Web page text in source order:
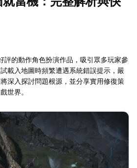
評的動作角色扮演作品，吸引眾多玩家參
載入地圖時頻繁遭遇系統錯誤提示，嚴
深入探討問題根源，並分享實用修復策
世界。